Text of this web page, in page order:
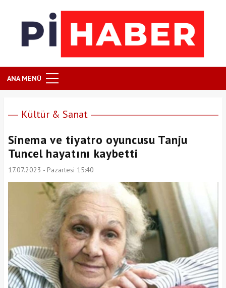
ANA MENÜ
Kültür & Sanat
Sinema ve tiyatro oyuncusu Tanju
Tuncel hayatını kaybetti
17.07.2023 - Pazartesi 15:40